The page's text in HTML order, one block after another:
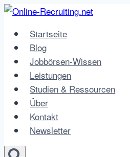
Zum
springenStartseite
Blog
Jobbörsen-Wissen
Leistungen
Studien & Ressourcen
Über
Kontakt
Newsletter